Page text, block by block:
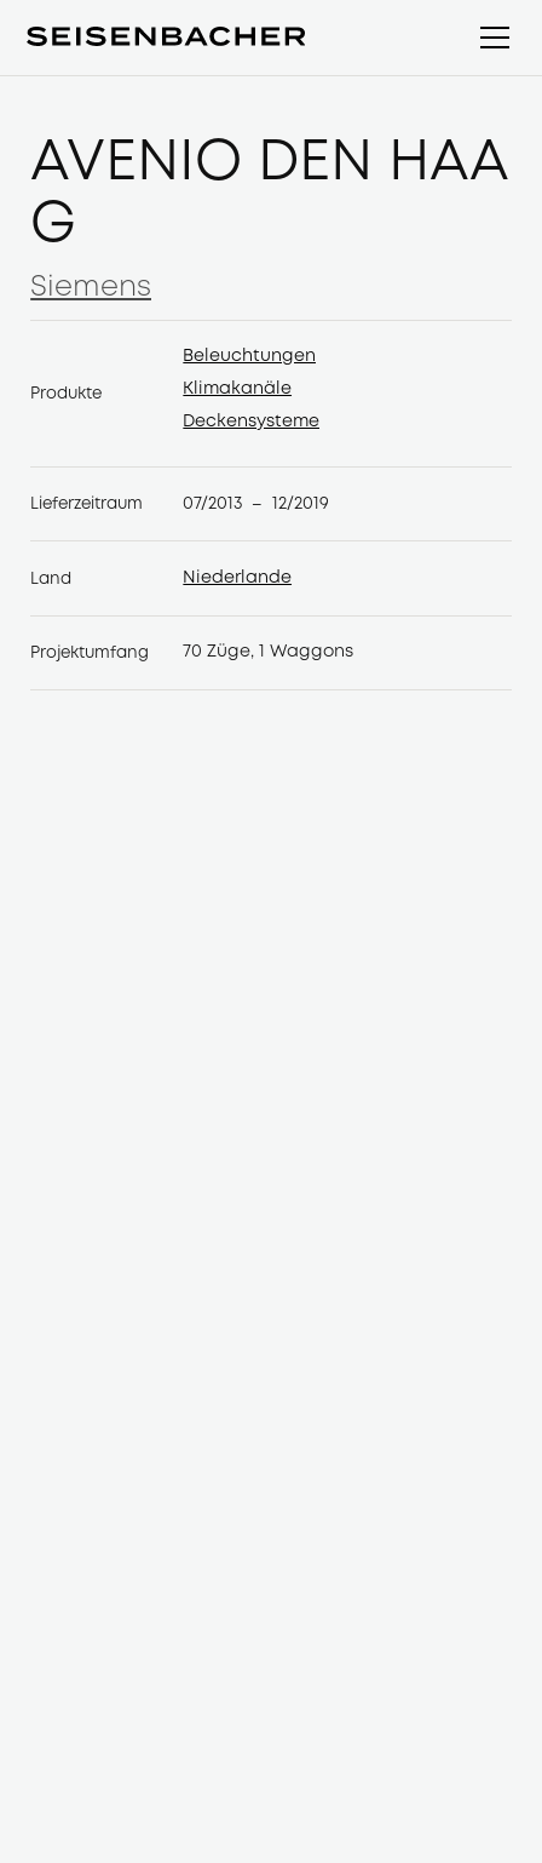
AVENIO DEN HAA
G
Siemens
Siemens
Produkte
Beleuchtungen
Beleuchtungen
Klimakanäle
Klimakanäle
Deckensysteme
Lieferzeitraum 07/2013 – 12/2019
Land
Niederlande
Projektumfang 70 Züge, 1 Waggons